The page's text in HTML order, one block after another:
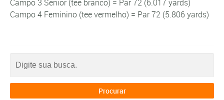
Campo 3 Senior (tee branco) = Par 72 (6.017 yards)
Campo 4 Feminino (tee vermelho) = Par 72 (5.806 yards)